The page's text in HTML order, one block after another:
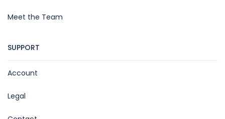
Meet the Team
SUPPORT
Account
Legal